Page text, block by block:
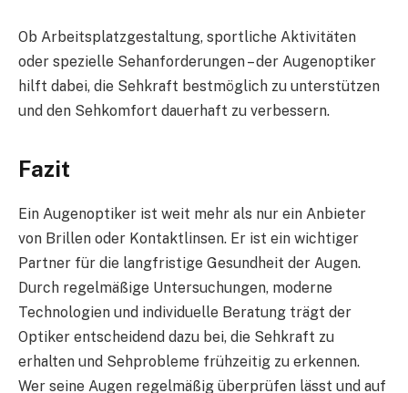
Ob Arbeitsplatzgestaltung, sportliche Aktivitäten
oder spezielle Sehanforderungen – der Augenoptiker
hilft dabei, die Sehkraft bestmöglich zu unterstützen
und den Sehkomfort dauerhaft zu verbessern.
Fazit
Ein Augenoptiker ist weit mehr als nur ein Anbieter
von Brillen oder Kontaktlinsen. Er ist ein wichtiger
Partner für die langfristige Gesundheit der Augen.
Durch regelmäßige Untersuchungen, moderne
Technologien und individuelle Beratung trägt der
Optiker entscheidend dazu bei, die Sehkraft zu
erhalten und Sehprobleme frühzeitig zu erkennen.
Wer seine Augen regelmäßig überprüfen lässt und auf